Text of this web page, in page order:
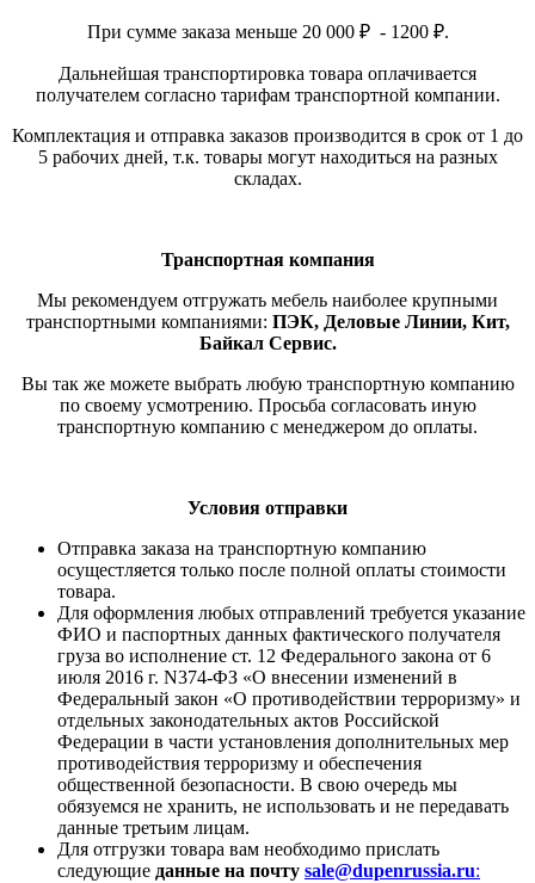
При сумме заказа меньше 20 000 ₽ - 1200 ₽.
Дальнейшая транспортировка товара оплачивается
получателем согласно тарифам транспортной компании.
Комплектация и отправка заказов производится в срок от 1 до
5 рабочих дней, т.к. товары могут находиться на разных
складах.
Транспортная компания
Мы рекомендуем отгружать мебель наиболее крупными
транспортными компаниями: ПЭК, Деловые Линии, Кит,
Байкал Сервис.
Вы так же можете выбрать любую транспортную компанию
по своему усмотрению. Просьба согласовать иную
транспортную компанию с менеджером до оплаты.
Условия отправки
Отправка заказа на транспортную компанию
осущестляется только после полной оплаты стоимости
товара.
Для оформления любых отправлений требуется указание
ФИО и паспортных данных фактического получателя
груза во исполнение ст. 12 Федерального закона от 6
июля 2016 г. N374-ФЗ «О внесении изменений в
Федеральный закон «О противодействии терроризму» и
отдельных законодательных актов Российской
Федерации в части установления дополнительных мер
противодействия терроризму и обеспечения
общественной безопасности. В свою очередь мы
обязуемся не хранить, не использовать и не передавать
данные третьим лицам.
Для отгрузки товара вам необходимо прислать
следующие данные на почту sale@dupenrussia.ru: